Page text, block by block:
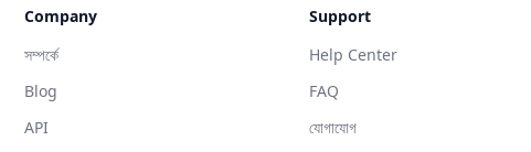
Company
সম্পর্কে
Blog
API
Support
Help Center
FAQ
যোগাযোগ